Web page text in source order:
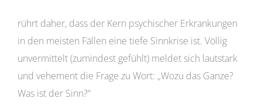
rührt daher, dass der Kern psychischer Erkrankungen
in den meisten Fällen eine tiefe Sinnkrise ist. Völlig
unvermittelt (zumindest gefühlt) meldet sich lautstark
und vehement die Frage zu Wort: „Wozu das Ganze?
Was ist der Sinn?“